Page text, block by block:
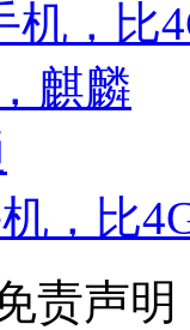
，比
责声明